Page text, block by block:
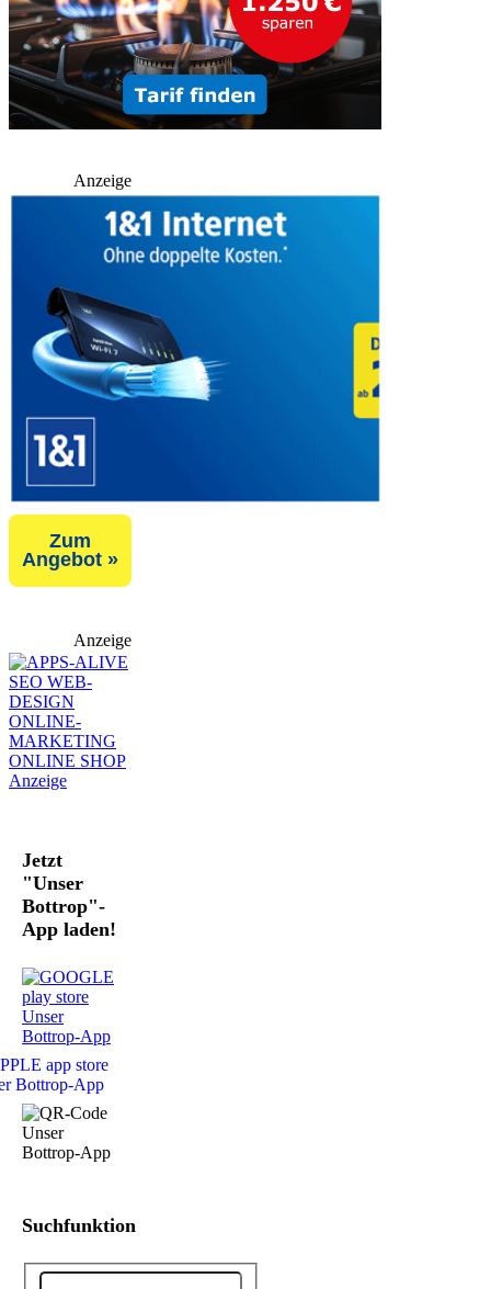
Anzeige
Zum
Angebot »
Anzeige
Jetzt
"Unser
Bottrop"-
App laden!
Suchfunktion